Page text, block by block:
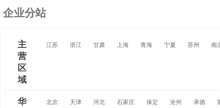
企业分站
主
营
区
域
江苏 浙江 甘肃 上海 青海 宁夏 苏州 南
华
北京 天津 河北 石家庄 保定 沧州 承德